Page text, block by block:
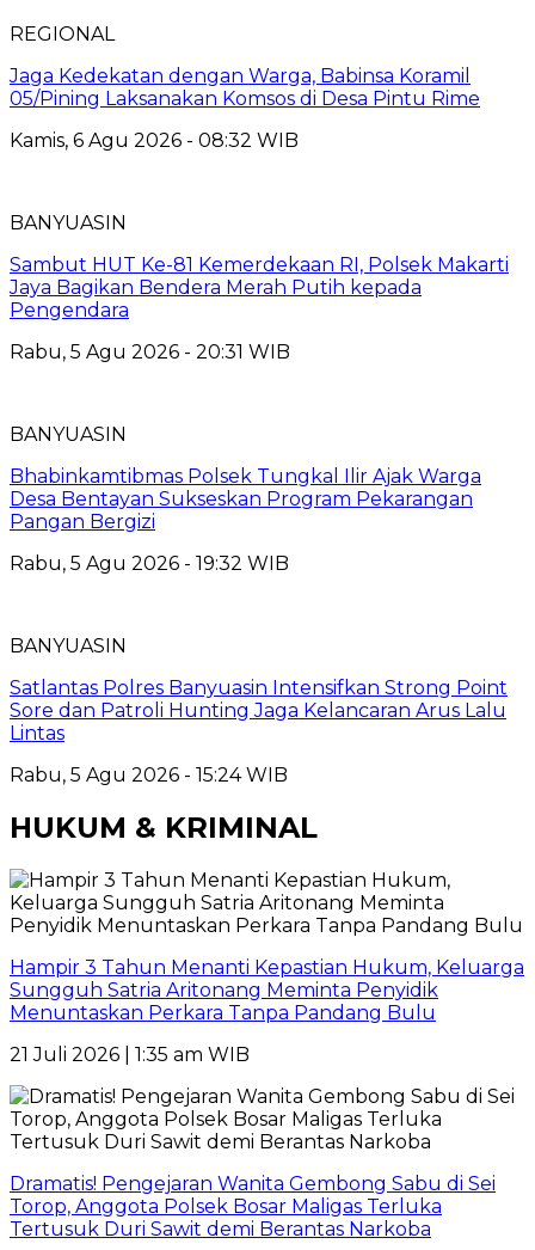
REGIONAL
Jaga Kedekatan dengan Warga, Babinsa Koramil
05/Pining Laksanakan Komsos di Desa Pintu Rime
Kamis, 6 Agu 2026 - 08:32 WIB
BANYUASIN
Sambut HUT Ke-81 Kemerdekaan RI, Polsek Makarti
Jaya Bagikan Bendera Merah Putih kepada
Pengendara
Rabu, 5 Agu 2026 - 20:31 WIB
BANYUASIN
Bhabinkamtibmas Polsek Tungkal Ilir Ajak Warga
Desa Bentayan Sukseskan Program Pekarangan
Pangan Bergizi
Rabu, 5 Agu 2026 - 19:32 WIB
BANYUASIN
Satlantas Polres Banyuasin Intensifkan Strong Point
Sore dan Patroli Hunting Jaga Kelancaran Arus Lalu
Lintas
Rabu, 5 Agu 2026 - 15:24 WIB
HUKUM & KRIMINAL
Hampir 3 Tahun Menanti Kepastian Hukum, Keluarga
Sungguh Satria Aritonang Meminta Penyidik
Menuntaskan Perkara Tanpa Pandang Bulu
21 Juli 2026 | 1:35 am WIB
Dramatis! Pengejaran Wanita Gembong Sabu di Sei
Torop, Anggota Polsek Bosar Maligas Terluka
Tertusuk Duri Sawit demi Berantas Narkoba